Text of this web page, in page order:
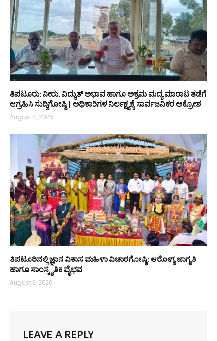
ತಿಪಟೂರು: ನೀರು, ವಿದ್ಯುತ್ ಅಭಾವ ಹಾಗೂ ಅಕ್ರಮ ಮದ್ಯ ಮಾರಾಟ ತಡೆಗೆ
ಆಗ್ರಹಿಸಿ ಸುದ್ದಿಗೋಷ್ಠಿ | ಅಧಿಕಾರಿಗಳ ನಿರ್ಲಕ್ಷ್ಯಕ್ಕೆ ಸಾರ್ವಜನಿಕರ ಆಕ್ರೋಶ
August 4, 2026
ತಿಪಟೂರಿನಲ್ಲಿ ಜ್ಞಾನ ವಿಕಾಸ ಮಹಿಳಾ ವಿಚಾರಗೋಷ್ಠಿ: ಆರೋಗ್ಯ ಜಾಗೃತಿ
ಹಾಗೂ ಸಾಂಸ್ಕೃತಿಕ ವೈಭವ
August 3, 2026
LEAVE A REPLY